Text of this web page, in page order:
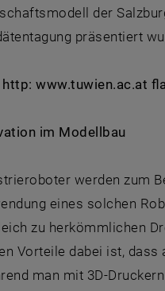
der
präsentiert
www.tuwien.ac.at
im Modellbau
werden zum
eines solchen
zu herkömmlichen
Vorteile dabei ist, dass
man mit 3D-